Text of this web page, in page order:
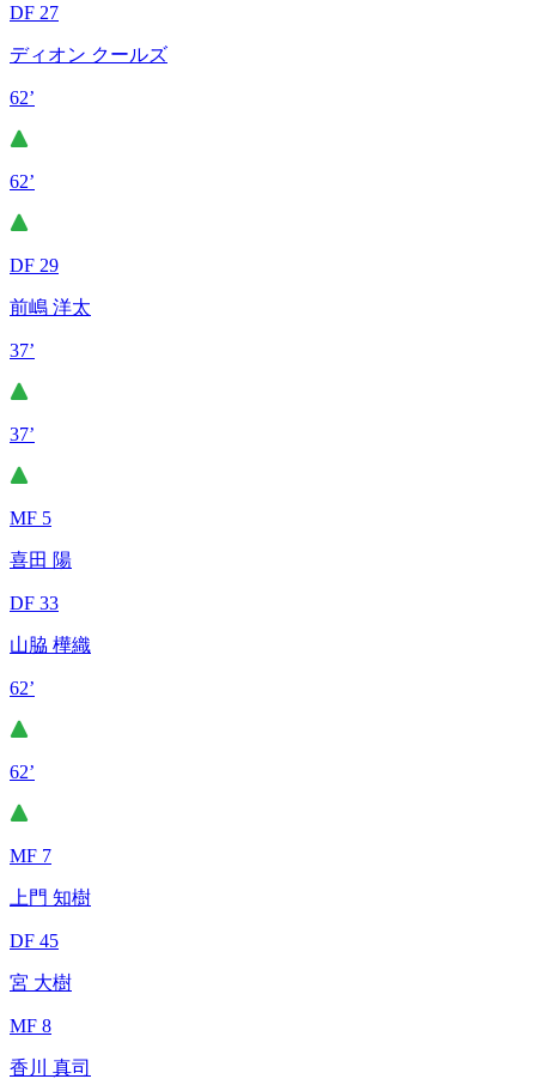
DF 27
ディオン クールズ
62’
62’
DF 29
前嶋 洋太
37’
37’
MF 5
喜田 陽
DF 33
山脇 樺織
62’
62’
MF 7
上門 知樹
DF 45
宮 大樹
MF 8
香川 真司